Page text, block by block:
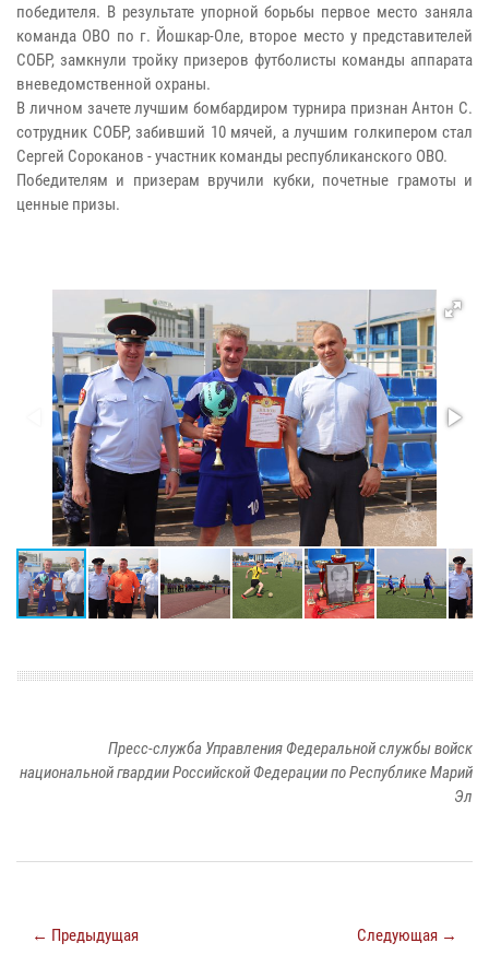
победителя. В результате упорной борьбы первое место заняла
команда ОВО по г. Йошкар-Оле, второе место у представителей
СОБР, замкнули тройку призеров футболисты команды аппарата
вневедомственной охраны.
В личном зачете лучшим бомбардиром турнира признан Антон С.
сотрудник СОБР, забивший 10 мячей, а лучшим голкипером стал
Сергей Сороканов - участник команды республиканского ОВО.
Победителям и призерам вручили кубки, почетные грамоты и
ценные призы.
Пресс-служба Управления Федеральной службы войск
национальной гвардии Российской Федерации по Республике Марий
Эл
← Предыдущая Следующая →